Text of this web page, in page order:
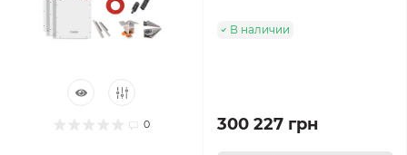
0
В наличии
300 227 грн